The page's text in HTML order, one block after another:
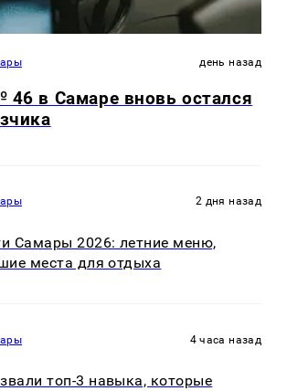
день назад
в Самаре вновь остался
2 дня назад
Самары 2026: летние меню,
места для отдыха
4 часа назад
топ-3 навыка, которые